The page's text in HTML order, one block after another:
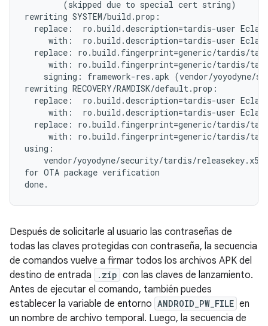
        (skipped due to special cert string)
rewriting SYSTEM/build.prop:
replace:  ro.build.description=tardis-user
with:  ro.build.description=tardis-user
replace: ro.build.fingerprint=generic/tardis/
with: ro.build.fingerprint=generic/tardis/
signing: framework-res.apk (vendor/yoyodyne/
rewriting RECOVERY/RAMDISK/default.prop:
replace:  ro.build.description=tardis-user
with:  ro.build.description=tardis-user
replace: ro.build.fingerprint=generic/tardis/
with: ro.build.fingerprint=generic/tardis/
using:
vendor/yoyodyne/security/tardis/
for OTA package verification
Después de solicitarle al usuario las contraseñas de
todas las claves protegidas con contraseña, la secuencia
de comandos vuelve a firmar todos los archivos APK del
destino de entrada
.zip con las claves de lanzamiento.
Antes de ejecutar el comando, también puedes
establecer la variable de entorno ANDROID_PW_FILE en
un nombre de archivo temporal. Luego, la secuencia de